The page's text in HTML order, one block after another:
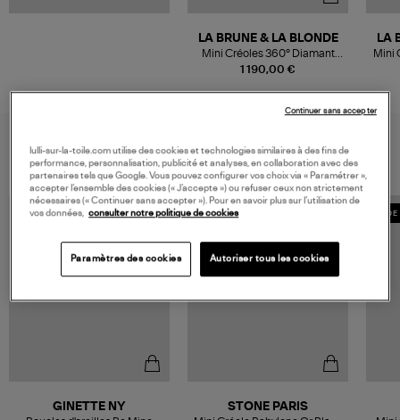
1 190,00 €
LA BRUNE & LA BLONDE
Mini Créoles 360° Diamant
Brillant Or Rose
LA
Mini
GINETTE NY STONE PARIS
lulli-sur-la-toile.com utilise des cookies et technologies similaires à des fins de
performance, personnalisation, publicité et analyses, en collaboration avec des
partenaires tels que Google. Vous pouvez configurer vos choix via « Paramétrer »,
accepter l’ensemble des cookies (« J’accepte ») ou refuser ceux non strictement
nécessaires (« Continuer sans accepter »). Pour en savoir plus sur l’utilisation de
vos données, consulter notre politique de cookies
Paramètres des cookies Autoriser tous les cookies
Continuer sans accepter